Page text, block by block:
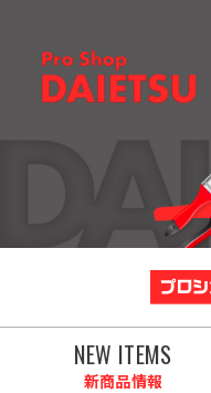
NEW ITEMS
新商品情報